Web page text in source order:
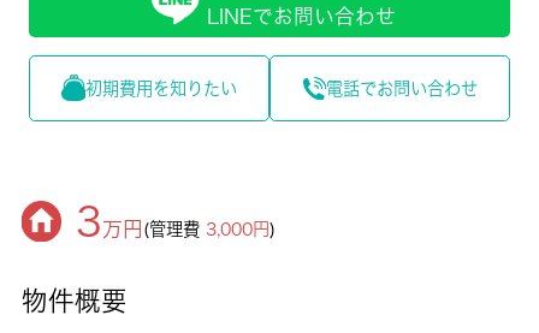
LINEでお問い合わせ
初期費用を知りたい 電話でお問い合わせ
3万円 (管理費3,000円)
物件概要